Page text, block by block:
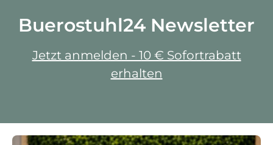
Buerostuhl24 Newsletter
Jetzt anmelden - 10 € Sofortrabatt
erhalten